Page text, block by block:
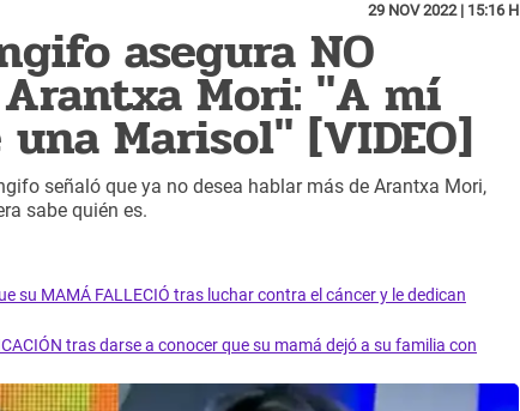
29 NOV 2022 | 15:16 H
asegura NO
Arantxa Mori: "A mí
Marisol" [VIDEO]
señaló que ya no desea hablar más de Arantxa Mori,
sabe quién es.
su MAMÁ FALLECIÓ tras luchar contra el cáncer y le dedican
tras darse a conocer que su mamá dejó a su familia con